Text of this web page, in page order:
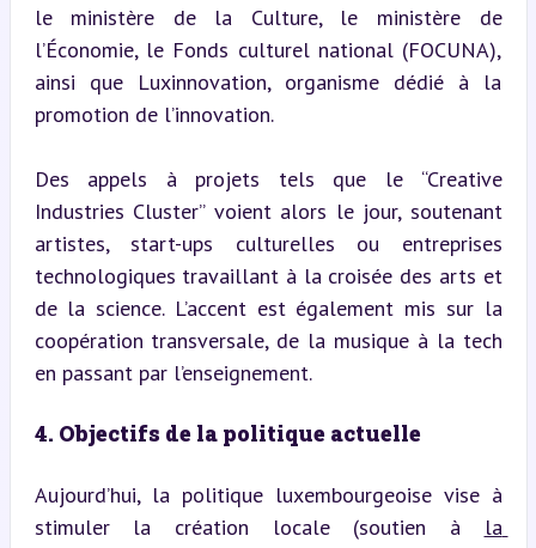
le ministère de la Culture, le ministère de
l’Économie, le Fonds culturel national (FOCUNA),
ainsi que Luxinnovation, organisme dédié à la
promotion de l’innovation.
Des appels à projets tels que le “Creative
Industries Cluster” voient alors le jour, soutenant
artistes, start-ups culturelles ou entreprises
technologiques travaillant à la croisée des arts et
de la science. L’accent est également mis sur la
coopération transversale, de la musique à la tech
en passant par l’enseignement.
4. Objectifs de la politique actuelle
Aujourd’hui, la politique luxembourgeoise vise à
stimuler la création locale (soutien à
la